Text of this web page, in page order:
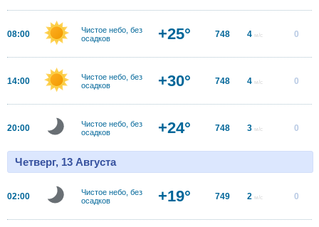
08:00
Чистое небо, без
осадков
+25° 748 4 м/с 0
14:00
Чистое небо, без
осадков
+30° 748 4 м/с 0
20:00
Чистое небо, без
осадков
+24° 748 3 м/с 0
Четверг, 13 Августа
02:00
Чистое небо, без
осадков
+19° 749 2 м/с 0